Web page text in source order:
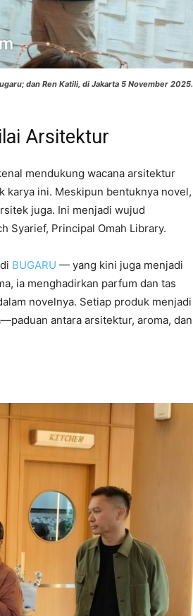
dan Ren Katili, di Jakarta 5 November 2025.
Arsitektur
mendukung wacana arsitektur
karya ini. Meskipun bentuknya novel,
juga. Ini menjadi wujud
Syarief, Principal Omah Library.
BUGARU — yang kini juga menjadi
ia menghadirkan parfum dan tas
novelnya. Setiap produk menjadi
antara arsitektur, aroma, dan